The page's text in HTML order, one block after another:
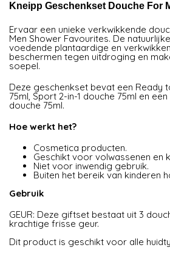
Kneipp Geschenkset Douche For
Ervaar een unieke verkwikkende
Men Shower Favourites. De
voedende plantaardige en
beschermen tegen uitdroging en
soepel.
Deze geschenkset bevat een Ready
75ml, Sport 2-in-1 douche 75ml en
douche 75ml.
Hoe werkt het?
Cosmetica producten.
Geschikt voor volwassenen en
Niet voor inwendig gebruik.
Buiten het bereik van kinderen
Gebruik
GEUR: Deze giftset bestaat uit 3
krachtige frisse geur.
Dit product is geschikt voor alle